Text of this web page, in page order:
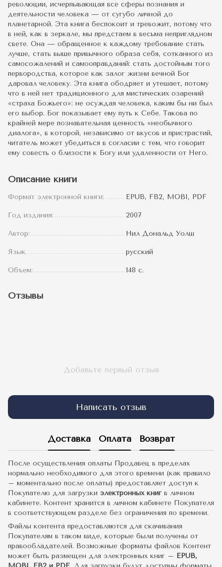
революции, исчерпывающая все сферы познания и
деятельности человека — от сугубо личной до
планетарной. Эта книга беспокоит и тревожит, потому что
в ней, как в зеркале, мы предстаем в весьма неприглядном
свете. Она — обращенное к каждому требование стать
лучше, стать выше привычного образа себя, сотканного из
самосожалений и самооправданий: стать достойным того
первородства, которое как залог жизни вечной Бог
даровал человеку. Эта книга ободряет и утешает, потому
что в ней нет традиционного для мистических озарений
«страха Божьего»: не осуждая человека, каким бы ни был
его выбор. Бог показывает ему путь к Себе. Такова по
крайней мере познавательная ценность «необычного
диалога», в которой, независимо от вкусов и пристрастий,
читатель может убедиться в согласии с тем, что говорит
ему совесть о близости к Богу или удаленности от Него.
Описание книги
Формат электронной книги: EPUB, FB2, MOBI, PDF
Год издания: 2007
Автор: Нил Дональд Уолш
Язык русский
Объем: 148 с.
Отзывы
Добавьте первый отзыв
Написать отзыв
Доставка Оплата Возврат
После осуществления оплаты Продавец в пределах
нормально необходимого для этого времени (как правило
– моментально после оплаты) предоставляет доступ к
Покупателю для загрузки электронных книг в личном
кабинете. Контент хранится в личном кабинете Покупателя
в соответствующем разделе без ограничения по времени.
Файлы контента предоставляются для скачивания
Покупателям в таком виде, которые были получены от
правообладателей. Возможные форматы файлов Контент
может быть размещен для электронных книг – EPUB,